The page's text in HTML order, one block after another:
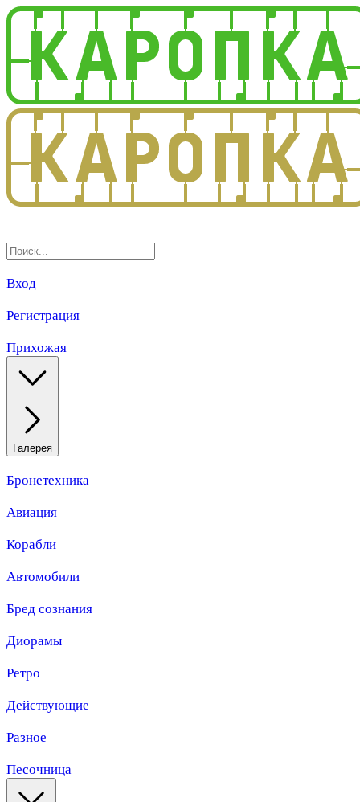
Вход
Регистрация
Прихожая
Галерея
Бронетехника
Авиация
Корабли
Автомобили
Бред сознания
Диорамы
Ретро
Действующие
Разное
Песочница